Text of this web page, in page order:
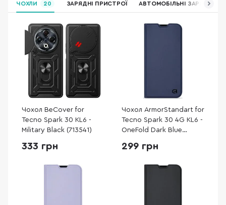
ЧОХЛИ 20 ЗАРЯДНІ ПРИСТРОЇ АВТОМОБІЛЬНІ ЗАРЯДНІ
Чохол BeCover for
Tecno Spark 30 KL6 -
Military Black (713541)
333 грн
Чохол ArmorStandart for
Tecno Spark 30 4G KL6 -
OneFold Dark Blue
299 грн